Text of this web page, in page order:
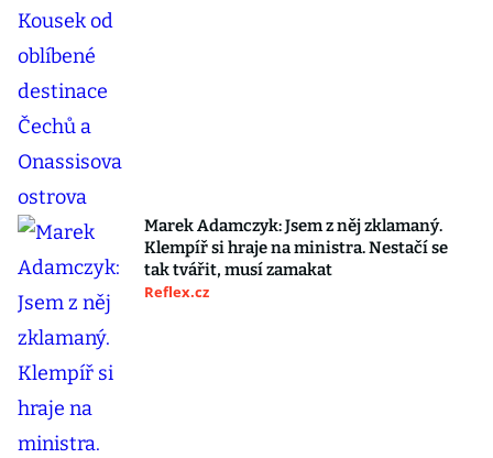
Marek Adamczyk: Jsem z něj zklamaný.
Klempíř si hraje na ministra. Nestačí se
tak tvářit, musí zamakat
Reflex.cz